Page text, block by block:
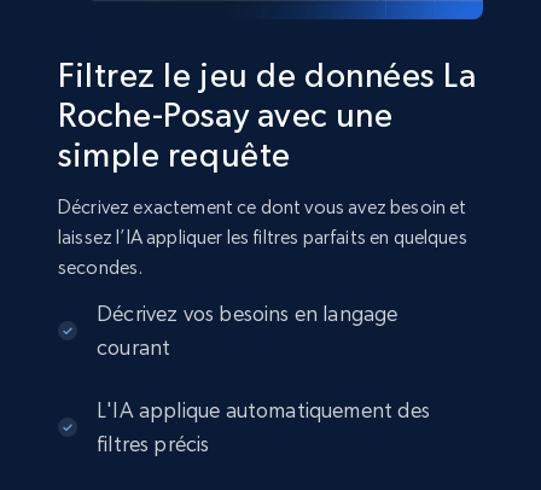
Amazon sellers info
info, Stars, Feedbacks, Return policy, and more.
eCommerce
2.5K+
Filtrez le jeu de données La
Roche-Posay avec une
simple requête
Décrivez exactement ce dont vous avez besoin et
laissez l’IA appliquer les filtres parfaits en quelques
secondes.
Décrivez vos besoins en langage
courant
L'IA applique automatiquement des
filtres précis